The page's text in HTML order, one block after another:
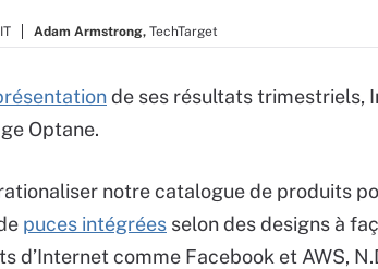
Adam Armstrong, TechTarget
de ses résultats trimestriels,
Optane.
notre catalogue de produits
puces intégrées selon des designs à
d’Internet comme Facebook et AWS,